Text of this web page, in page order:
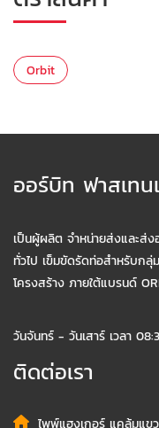
Orbit
ออร์บิท ฟาสเทน
เป็นผู้ผลิต จำหน่ายส่งและส่
ทั่วไป เข็มขัดรัดท่อสำหรับก
โครงสร้าง ภายใต้แบรนด์
วันจันทร์ - วันเสาร์ เวลา
ติดต่อเรา